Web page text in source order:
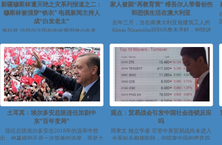
新疆穆斯林遭灭绝之灾系列报道之二：
穆斯林被强穿“铁衣” 电视新闻主持人
成“白发老太”
海拉提.沙玛尔汗因在中哈两国做小生意，
(图：当事人提供/对华援助...
家人被困“再教育营” 维吾尔人带着创伤
和恐惧生活在澳大利亚
去年三月，当在南澳大利亚做建筑工人的
Almas Nizamidin回到乌鲁木齐时，他惊讶
土耳其：埃尔多安总统连任加剧中
东”百年变局”
现任总统埃尔多安在2018年的选举中胜
出。他赢得的不是一次简单的选举，而是土
观点：贸易战会引发中国社会连锁反应
吗
邓聿文 独立学者 尽管中美贸易战尚未进入
全面短兵相接阶段，但唱衰中国的声音四